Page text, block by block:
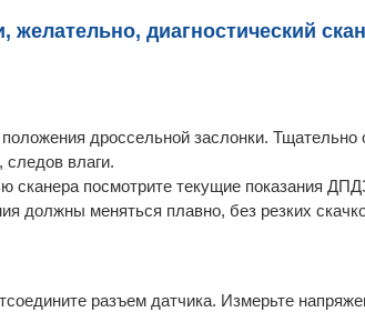
диагностический
дроссельной заслонки. Тщательно
влаги.
посмотрите текущие показания
должны меняться плавно, без резких
разъем датчика. Измерьте